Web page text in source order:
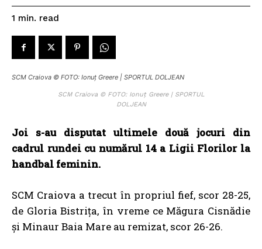
1 min. read
SCM Craiova © FOTO: Ionuț Greere | SPORTUL DOLJEAN
SCM Craiova © FOTO: Ionuț Greere | SPORTUL
DOLJEAN
Joi s-au disputat ultimele două jocuri din
cadrul rundei cu numărul 14 a Ligii Florilor la
handbal feminin.
SCM Craiova a trecut în propriul fief, scor 28-25,
de Gloria Bistrița, în vreme ce Măgura Cisnădie
și Minaur Baia Mare au remizat, scor 26-26.